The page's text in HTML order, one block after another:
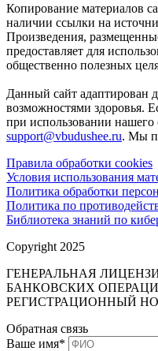
Копирование материалов
наличии ссылки на
Произведения,
предоставляет для
общественно полезных
Данный сайт адаптирован
возможностями здоровья.
при использовании
support@vbudushee.ru. Мы
Правила обработки cookies
Условия использования
Политика обработки
Политика по
Библиотека знаний по
Copyright 2025
ГЕНЕРАЛЬНАЯ
БАНКОВСКИХ
РЕГИСТРАЦИОННЫЙ
Обратная связь
Ваше имя*